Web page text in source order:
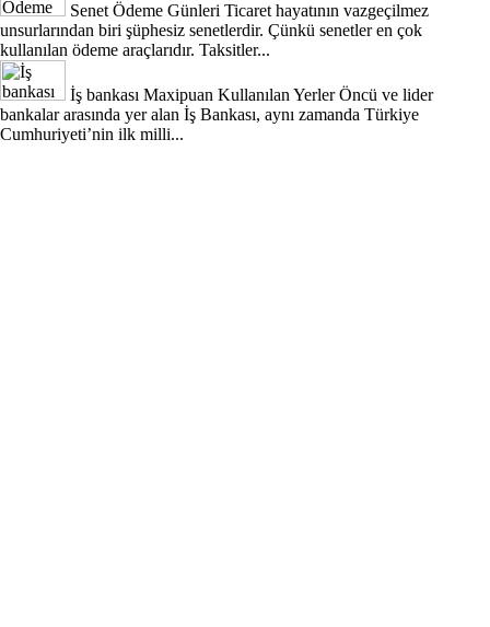
Senet Ödeme Günleri Ticaret hayatının vazgeçilmez
unsurlarından biri şüphesiz senetlerdir. Çünkü senetler en çok
kullanılan ödeme araçlarıdır. Taksitler...
İş bankası Maxipuan Kullanılan Yerler Öncü ve lider
bankalar arasında yer alan İş Bankası, aynı zamanda Türkiye
Cumhuriyeti’nin ilk milli...